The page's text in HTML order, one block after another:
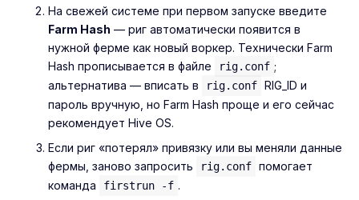
На свежей системе при первом запуске введите
Farm Hash — риг автоматически появится в
нужной ферме как новый воркер. Технически Farm
Hash прописывается в файле
rig.conf ;
альтернатива — вписать в
rig.conf RIG_ID и
пароль вручную, но Farm Hash проще и его сейчас
рекомендует Hive OS.
Если риг «потерял» привязку или вы меняли данные
фермы, заново запросить
rig.conf помогает
команда
firstrun -f .